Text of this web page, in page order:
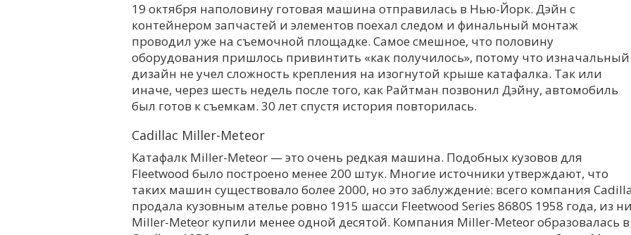
19 октября наполовину готовая машина отправилась в Нью-Йорк. Дэйн с
контейнером запчастей и элементов поехал следом и финальный монтаж
проводил уже на съемочной площадке. Самое смешное, что половину
оборудования пришлось привинтить «как получилось», потому что изначальный
дизайн не учел сложность крепления на изогнутой крыше катафалка. Так или
иначе, через шесть недель после того, как Райтман позвонил Дэйну, автомобиль
был готов к съемкам. 30 лет спустя история повторилась.
Cadillac Miller-Meteor
Катафалк Miller-Meteor — это очень редкая машина. Подобных кузовов для
Fleetwood было построено менее 200 штук. Многие источники утверждают, что
таких машин существовало более 2000, но это заблуждение: всего компания
продала кузовным ателье ровно 1915 шасси Fleetwood Series 8680S 1958 года, из
Miller-Meteor купили менее одной десятой. Компания Miller-Meteor образовалась в